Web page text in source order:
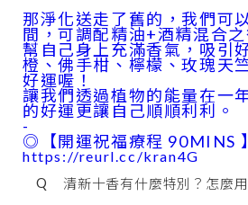
那淨化送走了舊的，我們可
間，可調配精油+酒精混合之
幫自己身上充滿香氣，吸引
橙、佛手柑、檸檬、玫瑰天
好運喔！
讓我們透過植物的能量在一
的好運更讓自己順順利利。
-
◎【開運祝福療程 90MINS
https://reurl.cc/kran4G
Q 清新十香有什麼特別？怎麼用